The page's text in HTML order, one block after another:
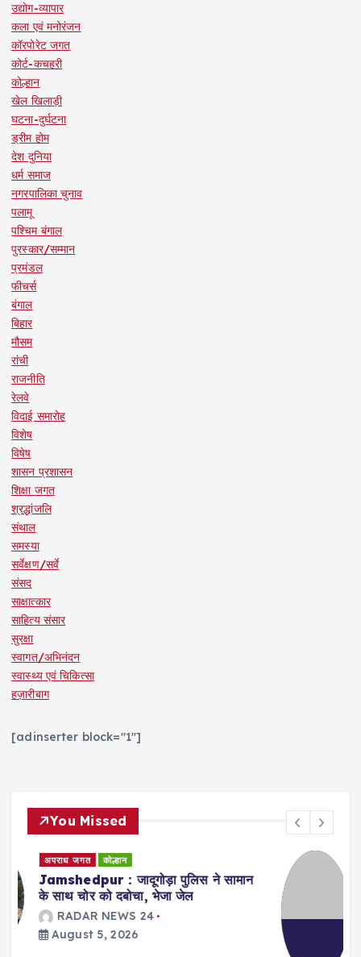
उद्योग-व्यापार
कला एवं मनोरंजन
कॉरपोरेट जगत
कोर्ट-कचहरी
कोल्हान
खेल खिलाड़ी
घटना-दुर्घटना
ड्रीम होम
देश दुनिया
धर्म समाज
नगरपालिका चुनाव
पलामू
पश्चिम बंगाल
पुरस्कार/सम्मान
प्रमंडल
फीचर्स
बंगाल
बिहार
मौसम
रांची
राजनीति
रेलवे
विदाई समारोह
विशेष
विषेष
शासन प्रशासन
शिक्षा जगत
श्रद्धांजलि
संथाल
समस्या
सर्वेक्षण/सर्वे
संसद
साक्षात्कार
साहित्य संसार
सुरक्षा
स्वागत/अभिनंदन
स्वास्थ्य एवं चिकित्सा
हज़ारीबाग
[adinserter block="1"]
You Missed
कोल्हान
Jamshedpur : पूर्वी सिंहभूम में प्रारूप
मतदाता सूची प्रकाशित, 15.11 लाख मतदाता
शामिल; 5 अगस्त से 4 सितंबर तक दावा-
आपत्ति का मौका